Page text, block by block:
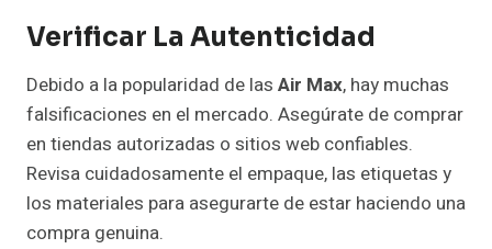
Verificar La Autenticidad
Debido a la popularidad de las Air Max, hay muchas
falsificaciones en el mercado. Asegúrate de comprar
en tiendas autorizadas o sitios web confiables.
Revisa cuidadosamente el empaque, las etiquetas y
los materiales para asegurarte de estar haciendo una
compra genuina.